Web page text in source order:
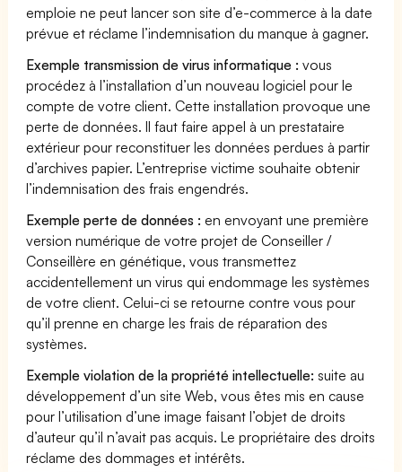
emploie ne peut lancer son site d’e-commerce à la date
prévue et réclame l’indemnisation du manque à gagner.
Exemple transmission de virus informatique : vous
procédez à l’installation d’un nouveau logiciel pour le
compte de votre client. Cette installation provoque une
perte de données. Il faut faire appel à un prestataire
extérieur pour reconstituer les données perdues à partir
d’archives papier. L’entreprise victime souhaite obtenir
l’indemnisation des frais engendrés.
Exemple perte de données : en envoyant une première
version numérique de votre projet de Conseiller /
Conseillère en génétique, vous transmettez
accidentellement un virus qui endommage les systèmes
de votre client. Celui-ci se retourne contre vous pour
qu’il prenne en charge les frais de réparation des
systèmes.
Exemple violation de la propriété intellectuelle: suite au
développement d’un site Web, vous êtes mis en cause
pour l’utilisation d’une image faisant l’objet de droits
d’auteur qu’il n’avait pas acquis. Le propriétaire des droits
réclame des dommages et intérêts.